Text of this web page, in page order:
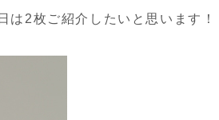
は2枚ご紹介したいと思います！